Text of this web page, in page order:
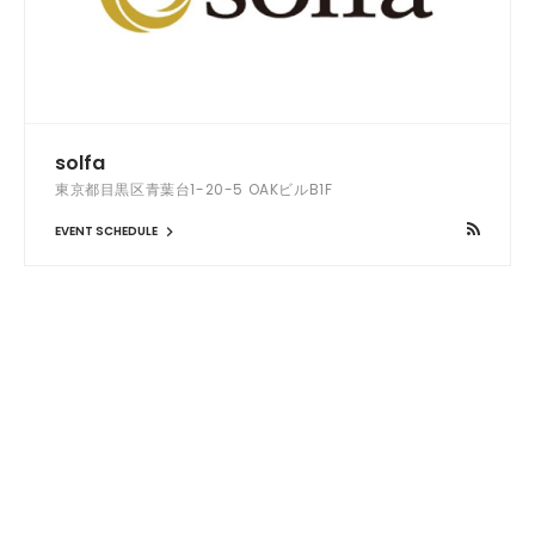
solfa
東京都目黒区青葉台1-20-5 OAKビルB1F
EVENT SCHEDULE